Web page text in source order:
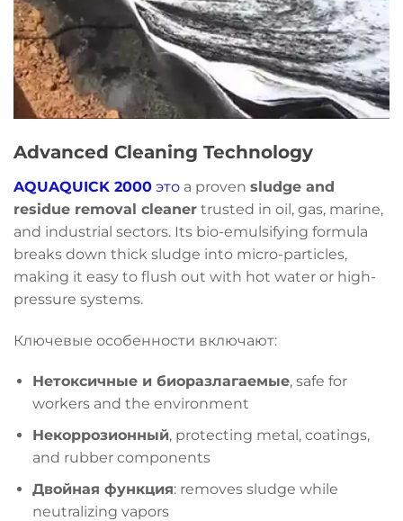
Advanced Cleaning Technology
AQUAQUICK 2000 это a proven sludge and
residue removal cleaner trusted in oil, gas, marine,
and industrial sectors. Its bio-emulsifying formula
breaks down thick sludge into micro-particles,
making it easy to flush out with hot water or high-
pressure systems.
Ключевые особенности включают:
Нетоксичные и биоразлагаемые, safe for
workers and the environment
Некоррозионный, protecting metal, coatings,
and rubber components
Двойная функция: removes sludge while
neutralizing vapors